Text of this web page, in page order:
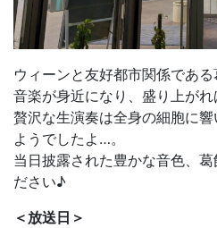
ウィーンと友好都市関係であ
音楽が身近になり、盛り上がれ
贅沢な生演奏は全身の細胞に
ようでしたよ…。
当日披露された豊かな音色、
ださい♪
＜放送日＞